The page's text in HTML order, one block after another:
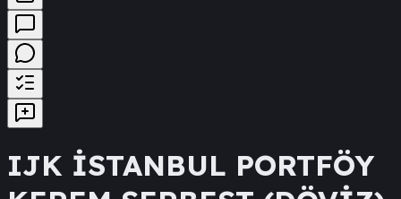
IJK İSTANBUL PORTFÖY